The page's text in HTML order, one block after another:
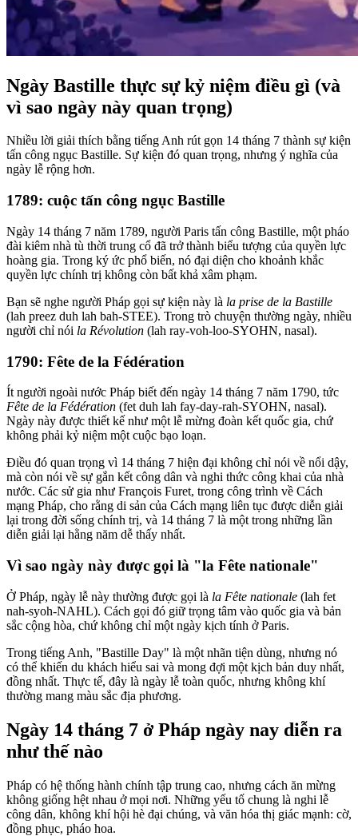
Ngày Bastille thực sự kỷ niệm điều gì (và
vì sao ngày này quan trọng)
Nhiều lời giải thích bằng tiếng Anh rút gọn 14 tháng 7 thành sự kiện
tấn công ngục Bastille. Sự kiện đó quan trọng, nhưng ý nghĩa của
ngày lễ rộng hơn.
1789: cuộc tấn công ngục Bastille
Ngày 14 tháng 7 năm 1789, người Paris tấn công Bastille, một pháo
đài kiêm nhà tù thời trung cổ đã trở thành biểu tượng của quyền lực
hoàng gia. Trong ký ức phổ biến, nó đại diện cho khoảnh khắc
quyền lực chính trị không còn bất khả xâm phạm.
Bạn sẽ nghe người Pháp gọi sự kiện này là la prise de la Bastille
(lah preez duh lah bah-STEE). Trong trò chuyện thường ngày, nhiều
người chỉ nói la Révolution (lah ray-voh-loo-SYOHN, nasal).
1790: Fête de la Fédération
Ít người ngoài nước Pháp biết đến ngày 14 tháng 7 năm 1790, tức
Fête de la Fédération (fet duh lah fay-day-rah-SYOHN, nasal).
Ngày này được thiết kế như một lễ mừng đoàn kết quốc gia, chứ
không phải kỷ niệm một cuộc bạo loạn.
Điều đó quan trọng vì 14 tháng 7 hiện đại không chỉ nói về nổi dậy,
mà còn nói về sự gắn kết công dân và nghi thức công khai của nhà
nước. Các sử gia như François Furet, trong công trình về Cách
mạng Pháp, cho rằng di sản của Cách mạng liên tục được diễn giải
lại trong đời sống chính trị, và 14 tháng 7 là một trong những lần
diễn giải lại hằng năm dễ thấy nhất.
Vì sao ngày này được gọi là "la Fête nationale"
Ở Pháp, ngày lễ này thường được gọi là la Fête nationale (lah fet
nah-syoh-NAHL). Cách gọi đó giữ trọng tâm vào quốc gia và bản
sắc cộng hòa, chứ không chỉ một ngày kịch tính ở Paris.
Trong tiếng Anh, "Bastille Day" là một nhãn tiện dùng, nhưng nó
có thể khiến du khách hiểu sai và mong đợi một kịch bản duy nhất,
đồng nhất. Thực tế, đây là ngày lễ toàn quốc, nhưng không khí
thường mang màu sắc địa phương.
Ngày 14 tháng 7 ở Pháp ngày nay diễn ra
như thế nào
Pháp có hệ thống hành chính tập trung cao, nhưng cách ăn mừng
không giống hệt nhau ở mọi nơi. Những yếu tố chung là nghi lễ
công dân, không khí hội hè đại chúng, và văn hóa thị giác mạnh: cờ,
đồng phục, pháo hoa.